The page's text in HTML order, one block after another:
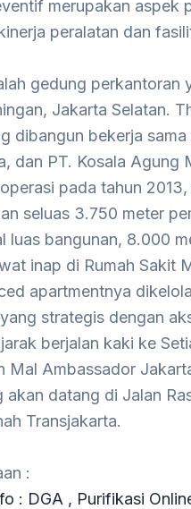
merupakan aspek
peralatan dan
gedung perkantoran
Jakarta Selatan.
dibangun bekerja
dan PT. Kosala
pada tahun
seluas 3.750 meter
luas bangunan, 8.000
inap di Rumah Sakit
apartmentnya
strategis dengan
berjalan kaki ke
Mal Ambassador
akan datang di Jalan
Transjakarta.
:
: DGA , Purifikasi